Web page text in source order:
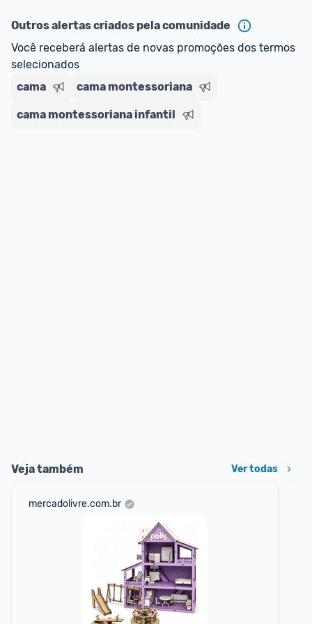
E lembre-se:
comunidade para tirar dúvidas ou acionar os
nossos Admins marcando
comentário ou através do Fale com o Promobit.
Outros alertas criados pela comunidade
Você receberá alertas de novas promoções dos termos
selecionados
cama
cama montessoriana
cama montessoriana infantil
Veja também Ver todas
mercadolivre.com.br